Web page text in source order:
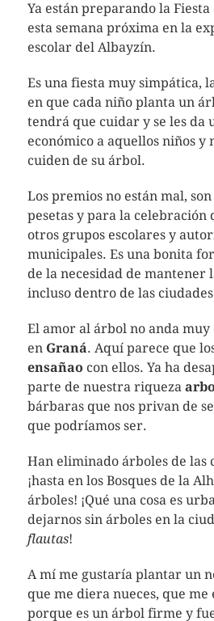
Ya están preparando la
esta semana próxima en la
escolar del Albayzín.
Es una fiesta muy simpática,
en que cada niño planta un
tendrá que cuidar y se les da
económico a aquellos niños y
cuiden de su árbol.
Los premios no están mal, son
pesetas y para la celebración
otros grupos escolares y
municipales. Es una bonita
de la necesidad de mantener
incluso dentro de las
El amor al árbol no anda
en Graná. Aquí parece que
ensañao con ellos. Ya ha
parte de nuestra riqueza
bárbaras que nos privan de
que podríamos ser.
Han eliminado árboles de las
¡hasta en los Bosques de la
árboles! ¡Qué una cosa es
dejarnos sin árboles en la
flautas!
A mí me gustaría plantar un
que me diera nueces, que me
porque es un árbol firme y